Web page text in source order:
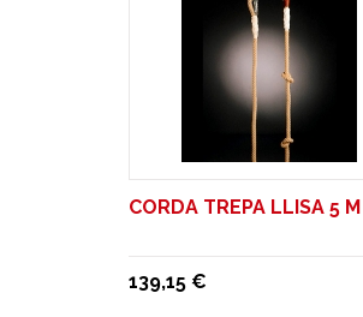
CORDA TREPA LLISA 5 M
139,15 €